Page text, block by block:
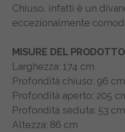
Chiuso, infatti è un
eccezionalmente
MISURE DEL PRODOTTO
Larghezza: 174 cm
Profondità chiuso: 96 cm
Profondità aperto: 205
Profondità seduta: 53 cm
Altezza: 86 cm